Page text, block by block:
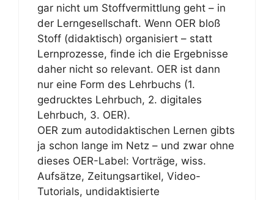
gar nicht um Stoffvermittlung geht – in
der Lerngesellschaft. Wenn OER bloß
Stoff (didaktisch) organisiert – statt
Lernprozesse, finde ich die Ergebnisse
daher nicht so relevant. OER ist dann
nur eine Form des Lehrbuchs (1.
gedrucktes Lehrbuch, 2. digitales
Lehrbuch, 3. OER).
OER zum autodidaktischen Lernen gibts
ja schon lange im Netz – und zwar ohne
dieses OER-Label: Vorträge, wiss.
Aufsätze, Zeitungsartikel, Video-
Tutorials, undidaktisierte